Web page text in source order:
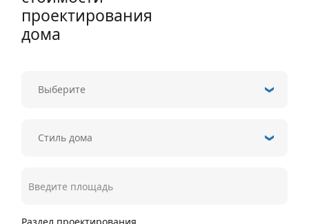
проектирования
дома